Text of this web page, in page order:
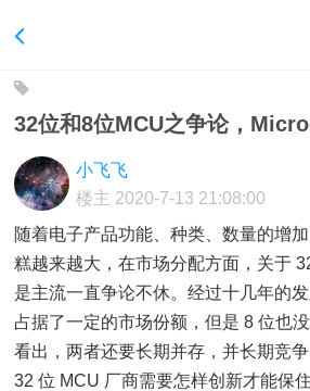
32位和8位MCU之争论，
小飞飞
楼主 2020-7-13 21:08:00
随着电子产品功能、种类、数量的增加
糕越来越大，在市场分配方面，关于
是主流一直争论不休。经过十几年的
占据了一定的市场份额，但是 8 位也
看出，两者还要长期并存，并长期竞
32 位 MCU 厂商需要怎样创新才能保